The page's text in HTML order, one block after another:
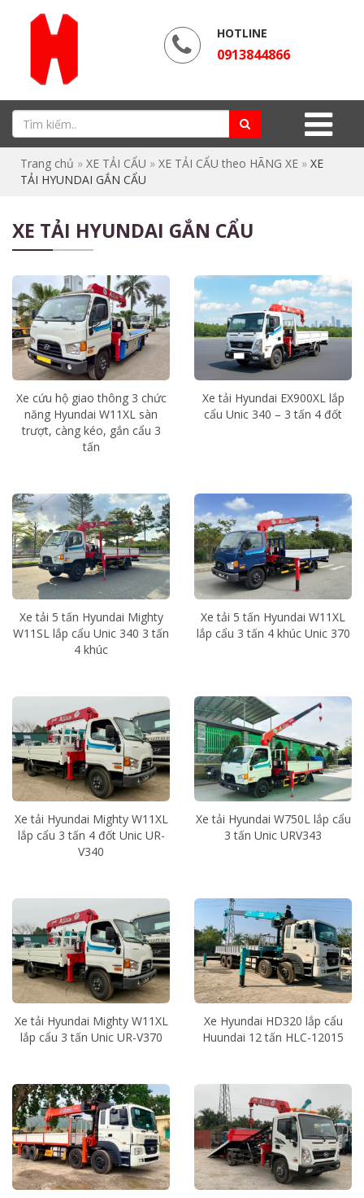
HOTLINE
0913844866
Trang chủ » XE TẢI CẨU » XE TẢI CẨU theo HÃNG XE » XE
TẢI HYUNDAI GẮN CẨU
XE TẢI HYUNDAI GẮN CẨU
Xe cứu hộ giao thông 3 chức
năng Hyundai W11XL sàn
trượt, càng kéo, gắn cẩu 3
tấn
Xe tải Hyundai EX900XL lắp
cẩu Unic 340 – 3 tấn 4 đốt
Xe tải 5 tấn Hyundai Mighty
W11SL lắp cẩu Unic 340 3 tấn
4 khúc
Xe tải 5 tấn Hyundai W11XL
lắp cẩu 3 tấn 4 khúc Unic 370
Xe tải Hyundai Mighty W11XL
lắp cẩu 3 tấn 4 đốt Unic UR-
V340
Xe tải Hyundai W750L lắp cẩu
3 tấn Unic URV343
Xe tải Hyundai Mighty W11XL
lắp cẩu 3 tấn Unic UR-V370
Xe Hyundai HD320 lắp cẩu
Huundai 12 tấn HLC-12015